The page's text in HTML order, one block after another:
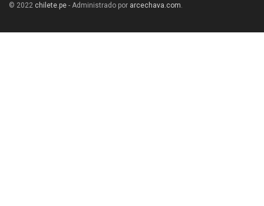
© 2022 chilete.pe - Administrado por arcechava.com